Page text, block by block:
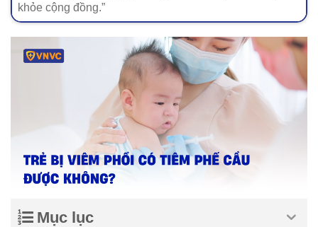
khỏe cộng đồng.”
Mục lục